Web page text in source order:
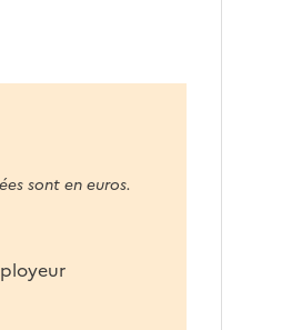
sont en euros.